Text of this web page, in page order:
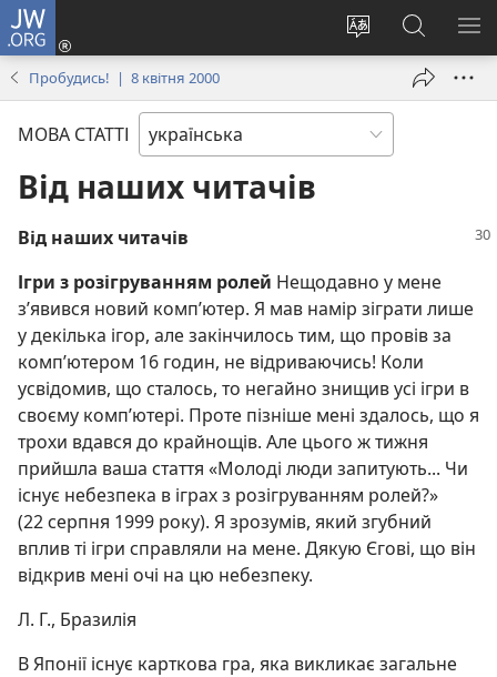
JW.ORG
Змінити
Увійти
(відкривається
вікні)
Пошук
на
сайті
Пробудись! | 8 квітня 2000
МОВА СТАТТІ
Від наших читачів
Від наших читачів
Ігри з розігруванням ролей Нещодавно у мене
з’явився новий комп’ютер. Я мав намір зіграти лише
у декілька ігор, але закінчилось тим, що провів за
комп’ютером 16 годин, не відриваючись! Коли
усвідомив, що сталось, то негайно знищив усі ігри в
своєму комп’ютері. Проте пізніше мені здалось, що я
трохи вдався до крайнощів. Але цього ж тижня
прийшла ваша стаття «Молоді люди запитують... Чи
існує небезпека в іграх з розігруванням ролей?»
(22 серпня 1999 року). Я зрозумів, який згубний
вплив ті ігри справляли на мене. Дякую Єгові, що він
відкрив мені очі на цю небезпеку.
Л. Г., Бразилія
В Японії існує карткова гра, яка викликає загальне